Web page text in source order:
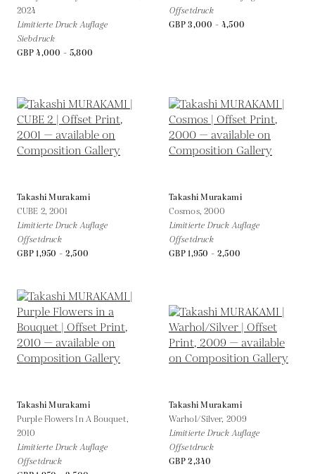
2024
Limitierte Druck Auflage
Siebdruck
GBP 4,000 - 5,800
Offsetdruck
GBP 3,000 - 4,500
Takashi Murakami
CUBE 2, 2001
Limitierte Druck Auflage
Offsetdruck
GBP 1,950 - 2,500
Takashi Murakami
Cosmos, 2000
Limitierte Druck Auflage
Offsetdruck
GBP 1,950 - 2,500
Takashi Murakami
Purple Flowers In A Bouquet,
2010
Limitierte Druck Auflage
Offsetdruck
Takashi Murakami
Warhol/Silver, 2009
Limitierte Druck Auflage
Offsetdruck
GBP 2,340